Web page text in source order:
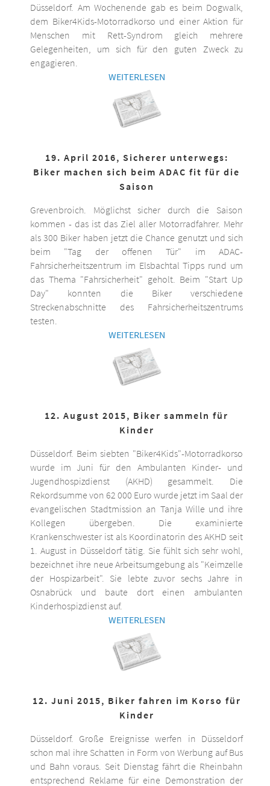
Düsseldorf. Am Wochenende gab es beim Dogwalk,
dem Biker4Kids-Motorradkorso und einer Aktion für
Menschen mit Rett-Syndrom gleich mehrere
Gelegenheiten, um sich für den guten Zweck zu
engagieren.
WEITERLESEN
19. April 2016, Sicherer unterwegs:
Biker machen sich beim ADAC fit für die
Saison
Grevenbroich. Möglichst sicher durch die Saison
kommen - das ist das Ziel aller Motorradfahrer. Mehr
als 300 Biker haben jetzt die Chance genutzt und sich
beim "Tag der offenen Tür" im ADAC-
Fahrsicherheitszentrum im Elsbachtal Tipps rund um
das Thema "Fahrsicherheit" geholt. Beim "Start Up
Day" konnten die Biker verschiedene
Streckenabschnitte des Fahrsicherheitszentrums
testen.
WEITERLESEN
12. August 2015, Biker sammeln für
Kinder
Düsseldorf. Beim siebten "Biker4Kids"-Motorradkorso
wurde im Juni für den Ambulanten Kinder- und
Jugendhospizdienst (AKHD) gesammelt. Die
Rekordsumme von 62 000 Euro wurde jetzt im Saal der
evangelischen Stadtmission an Tanja Wille und ihre
Kollegen übergeben. Die examinierte
Krankenschwester ist als Koordinatorin des AKHD seit
1. August in Düsseldorf tätig. Sie fühlt sich sehr wohl,
bezeichnet ihre neue Arbeitsumgebung als "Keimzelle
der Hospizarbeit". Sie lebte zuvor sechs Jahre in
Osnabrück und baute dort einen ambulanten
Kinderhospizdienst auf.
WEITERLESEN
12. Juni 2015, Biker fahren im Korso für
Kinder
Düsseldorf. Große Ereignisse werfen in Düsseldorf
schon mal ihre Schatten in Form von Werbung auf Bus
und Bahn voraus. Seit Dienstag fährt die Rheinbahn
entsprechend Reklame für eine Demonstration der